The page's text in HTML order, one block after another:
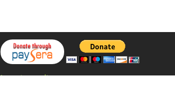
Integritetspolicy